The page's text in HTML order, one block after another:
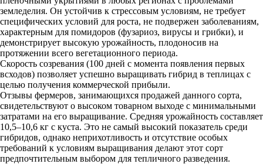
земледелия. Он устойчив к стрессовым условиям, не требует
специфических условий для роста, не подвержен заболеваниям,
характерным для помидоров (фузариоз, вирусы и грибки), и
демонстрирует высокую урожайность, плодоносив на
протяжении всего вегетационного периода.
Скорость созревания (100 дней с момента появления первых
всходов) позволяет успешно выращивать гибрид в теплицах с
целью получения коммерческой прибыли.
Отзывы фермеров, занимающихся продажей данного сорта,
свидетельствуют о высоком товарном выходе с минимальными
затратами на его выращивание. Средняя урожайность составляет
10,5–10,6 кг с куста. Это не самый высокий показатель среди
гибридов, однако неприхотливость и отсутствие особых
требований к условиям выращивания делают этот сорт
предпочтительным выбором для тепличного разведения.